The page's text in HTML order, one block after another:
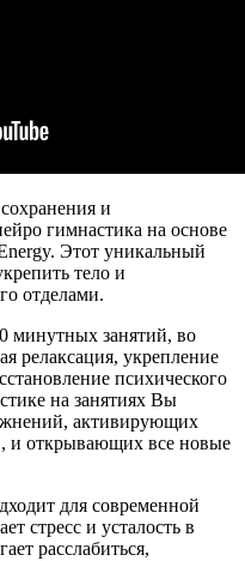
и
гимнастика на основе
Этот уникальный
тело и
отделами.
минутных занятий, во
релаксация, укрепление
психического
на занятиях Вы
активирующих
и открывающих все новые
для современной
стресс и усталость в
расслабиться,